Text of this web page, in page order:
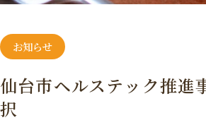
お知らせ
仙台市ヘルステック推進
択